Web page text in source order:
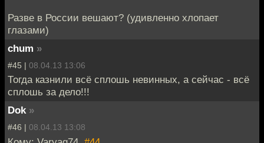
Разве в России вешают? (удивленно хлопает
глазами)
chum »
#45 | 08.04.13 13:06
Тогда казнили всё сплошь невинных, а сейчас - всё
сплошь за дело!!!
Dok »
#46 | 08.04.13 13:08